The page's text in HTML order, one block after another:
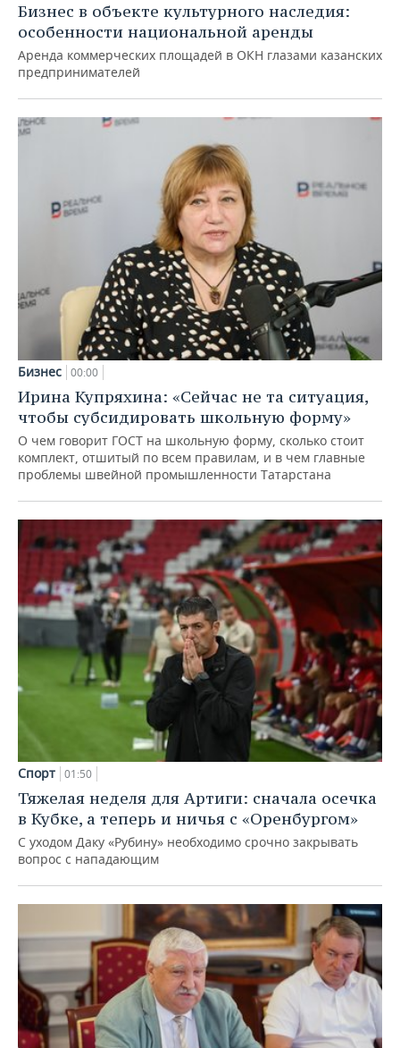
Бизнес в объекте культурного наследия:
особенности национальной аренды
Аренда коммерческих площадей в ОКН глазами казанских
предпринимателей
Бизнес 00:00
Ирина Купряхина: «Сейчас не та ситуация,
чтобы субсидировать школьную форму»
О чем говорит ГОСТ на школьную форму, сколько стоит
комплект, отшитый по всем правилам, и в чем главные
проблемы швейной промышленности Татарстана
Спорт 01:50
Тяжелая неделя для Артиги: сначала осечка
в Кубке, а теперь и ничья с «Оренбургом»
С уходом Даку «Рубину» необходимо срочно закрывать
вопрос с нападающим